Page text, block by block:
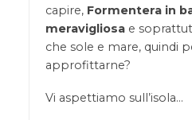
capire, Formentera in
meravigliosae
che sole e mare, quindi
approfittarne?
Vi aspettiamo sull’isola…